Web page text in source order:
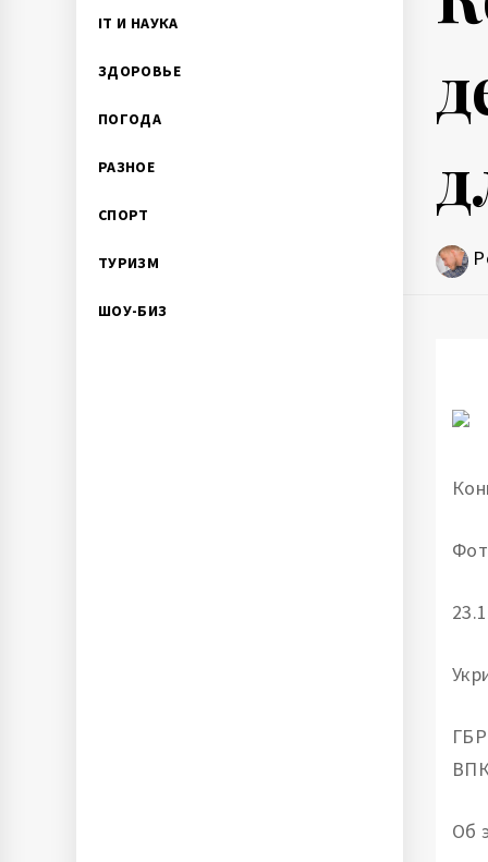
IT И НАУКА
ЗДОРОВЬЕ
ПОГОДА
РАЗНОЕ
СПОРТ
ТУРИЗМ
ШОУ-БИЗ
Об